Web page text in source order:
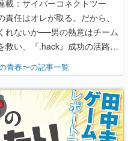
載：サイバーコネクトツー
責任はオレが取る。だから、
れないか──男の熱意はチーム
救い、『.hack』成功の活路を
快男児・松山 洋に流れる血は
プ』色だった【若ゲのいた
青春〜の記事一覧